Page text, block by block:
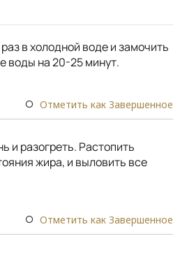
в холодной воде и замочить
воды на 20-25 минут.
Отметить как Завершенное
и разогреть. Растопить
жира, и выловить все
Отметить как Завершенное